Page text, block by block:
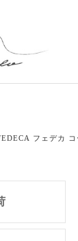
フェデカ